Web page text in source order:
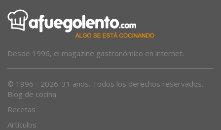
Desde 1996, el magazine gastronómico en internet.
© 1996 - 2026. 31 años. Todos los derechos reservados.
Blog de cocina
Recetas
Artículos